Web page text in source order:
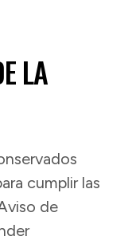
LA
cumplir las
de